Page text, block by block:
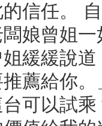
信任。
娘曾姐
緩緩說
薦給你
可以試